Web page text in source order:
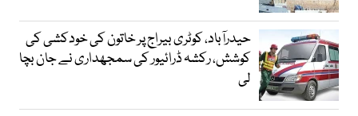
حیدرآباد، کوٹری بیراج پر خاتون کی خودکشی کی
کوشش، رکشہ ڈرائیور کی سمجھداری نے جان بچا
لی